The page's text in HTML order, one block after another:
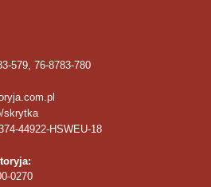
579, 76-8783-780
skrytka
44922-HSWEU-18
0270